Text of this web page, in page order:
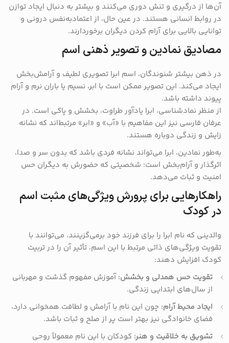
آن‌ها از درگیری و تنش دوری می‌کنند و بیشتر به دنبال ایجاد توازن
در روابط انسانی هستند. در عین حال، از اعتمادبه‌نفس درونی و
توانایی بالایی برای آرام کردن دیگران برخوردارند.
مصادیق نمادین و تصویر ذهنی اسم
در ذهن بیشتر شنوندگان، اسم ابرا تصویری لطیف و آرامش‌بخش
ایجاد می‌کند. این تصویر ممکن است با ابر، نسیم یا باران نرم و آرام
پیوند داشته باشد.
از منظر نمادشناسی، ابرا یادآور طراوت، بخشش و پاکی است. در
عرفان فارسی نیز این مفاهیم با «آب» و «ابر» مرتبط‌اند که نشانه
زایش و زندگی دوباره هستند.
به‌طور نمادین، ابرا می‌تواند نشانه فردی باشد که بدون سر و صدا،
اثرگذار و آرام‌بخش است؛ شخصیتی که حضورش به دیگران حس
امنیت و ثبات می‌دهد.
راهکارهایی برای پرورش ویژگی‌های مثبت اسم
در کودک
والدینی که نام ابرا را برای فرزند خود برمی‌گزینند، می‌توانند با
تقویت ویژگی‌های ذاتی مرتبط با این اسم، تأثیر آن را در تربیت
کودک افزایش دهند:
تقویت حس همدلی و بخشش:آموزش مفهوم گذشت و مهربانی
از سال‌های ابتدایی زندگی.
ایجاد محیط آرام: چون این نام با آرامش و لطافت همخوانی دارد،
فضای خانوادگی نیز بهتر است پر از صلح و ثبات باشد.
تشویق به خلاقیت و هنر: کودکان با این نام معمولاً روحی